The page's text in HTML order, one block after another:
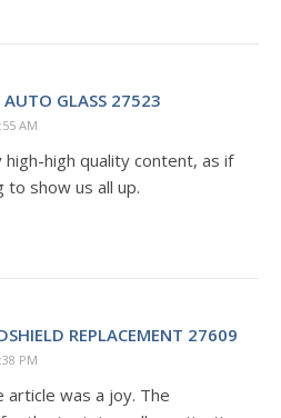
AUTO GLASS 27523
AM
high-high quality content, as if
to show us all up.
REPLACEMENT 27609
PM
article was a joy. The